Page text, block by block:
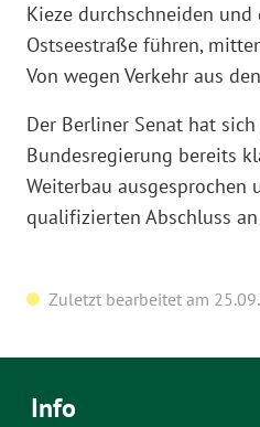
Kieze durchschneiden und
Ostseestraße führen,
Von wegen Verkehr aus
Der Berliner Senat hat
Bundesregierung bereits
Weiterbau ausgesprochen
qualifizierten Abschluss
Zuletzt bearbeitet am
Info